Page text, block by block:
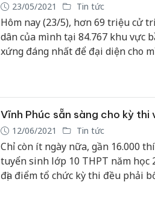
23/05/2021 Tin tức
Hôm nay (23/5), hơn 69 triệu cử
dân của mình tại 84.767 khu vực
xứng đáng nhất để đại diện cho
Vĩnh Phúc sẵn sàng cho kỳ
12/06/2021 Tin tức
Chỉ còn ít ngày nữa, gần 16.000
tuyển sinh lớp 10 THPT năm học
địa điểm tổ chức kỳ thi đều phải